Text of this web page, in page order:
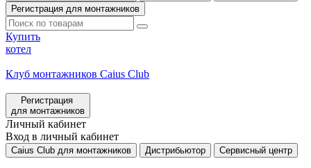
Регистрация для монтажников
Купить
котел
Клуб монтажников Caius Club
Регистрация
для монтажников
Личный кабинет
Вход в личный кабинет
Caius Club для монтажников Дистрибьютор Сервисный центр